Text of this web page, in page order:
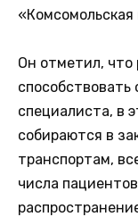
«Комсомольская
Он отметил, что
специалиста, в
собираются в
транспортам,
числа